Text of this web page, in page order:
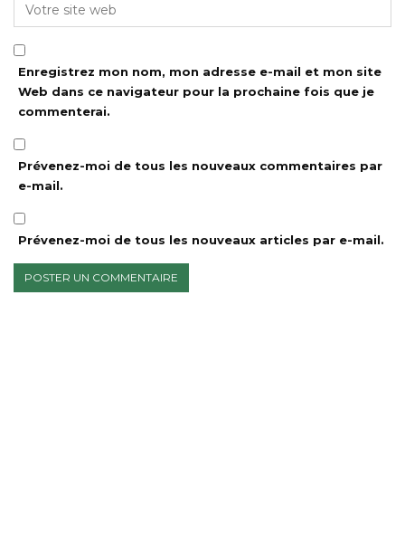
Enregistrez mon nom, mon adresse e-mail et mon site
Web dans ce navigateur pour la prochaine fois que je
commenterai.
Prévenez-moi de tous les nouveaux commentaires par
e-mail.
Prévenez-moi de tous les nouveaux articles par e-mail.